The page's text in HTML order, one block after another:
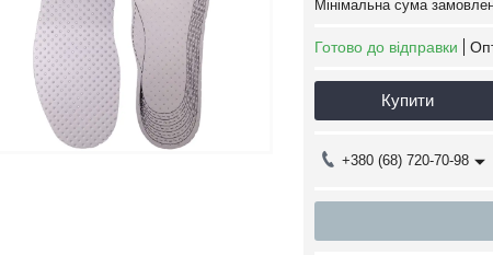
Мінімальна сума
Готово до відправки
Купити
+380 (68) 720-70-98